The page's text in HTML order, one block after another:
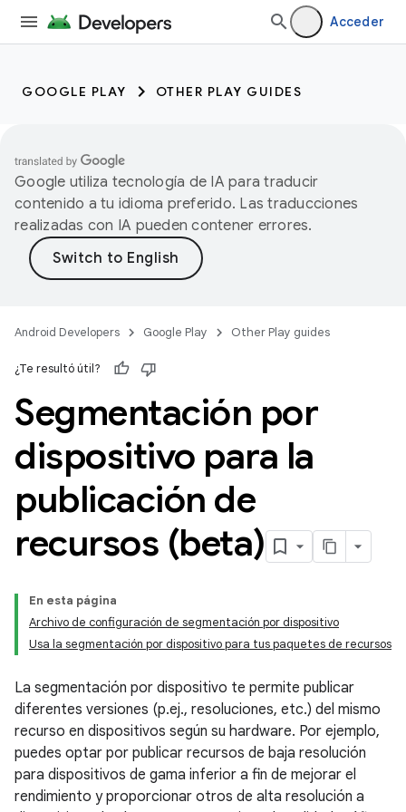
Acceder
GOOGLE PLAY OTHER PLAY GUIDES
Google utiliza tecnología de IA para traducir
contenido a tu idioma preferido. Las traducciones
realizadas con IA pueden contener errores.
Android Developers Google Play Other Play guides
¿Te resultó útil?
Segmentación por
dispositivo para la
publicación de
recursos (beta)
En esta página
Archivo de configuración de segmentación por dispositivo
Usa la segmentación por dispositivo para tus paquetes de recursos
La segmentación por dispositivo te permite publicar
diferentes versiones (p.ej., resoluciones, etc.) del mismo
recurso en dispositivos según su hardware. Por ejemplo,
puedes optar por publicar recursos de baja resolución
para dispositivos de gama inferior a fin de mejorar el
rendimiento y proporcionar otros de alta resolución a